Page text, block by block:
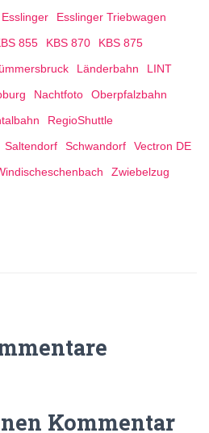
Esslinger
Esslinger Triebwagen
855 KBS 870
KBS 875
Länderbahn
LINT
Nachtfoto
Oberpfalzbahn
RegioShuttle
Saltendorf Schwandorf
Vectron DE
Zwiebelzug
Kommentar